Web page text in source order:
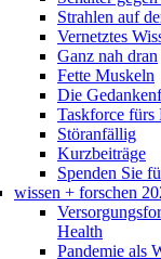
Strahlen auf
Vernetztes
Ganz nah dran
Fette Muskeln
Die
Taskforce fürs
Störanfällig
Kurzbeiträge
Spenden Sie
wissen + forschen
Health
Pandemie als